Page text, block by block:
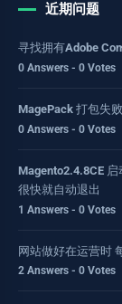
近期问题
寻找拥有Adobe
0 Answers - 0 Votes
MagePack 打包失败
0 Answers - 0 Votes
Magento2.4.8CE
很快就自动退出
1 Answers - 0 Votes
网站做好在运营时
2 Answers - 0 Votes